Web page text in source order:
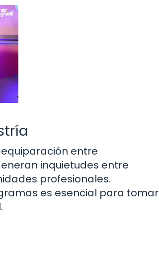
entre
inquietudes entre
profesionales.
es esencial para tomar